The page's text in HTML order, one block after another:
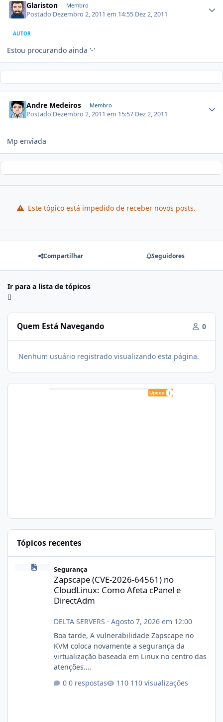
Glariston Membro
Postado Dezembro 2, 2011 em 14:55 Dez 2, 2011
AUTOR
Estou procurando ainda '-'
Andre Medeiros Membro
Postado Dezembro 2, 2011 em 15:57 Dez 2, 2011
Mp enviada
Este tópico está impedido de receber novos posts.
Compartilhar Seguidores
Ir para a lista de tópicos
Quem Está Navegando 0
Nenhum usuário registrado visualizando esta página.
Tópicos recentes
Zapscape (CVE-2026-64561) no CloudLinux: Como Afeta cPanel
Segurança
Zapscape (CVE-2026-64561) no
CloudLinux: Como Afeta cPanel e
DirectAdm
DELTA SERVERS · Agosto 7, 2026 em 12:00
Boa tarde, A vulnerabilidade Zapscape no
KVM coloca novamente a segurança da
virtualização baseada em Linux no centro das
atenções.
xjx23zz5f Criamos uma breve explicação:
0 respostas 110 visualizações